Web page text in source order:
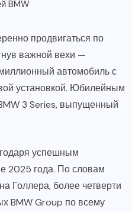
продвигаться по
важной вехи —
автомобиль с
установкой. Юбилейным
3 Series, выпущенный
успешным
2025 года. По словам
Голлера, более четверти
BMW Group по всему